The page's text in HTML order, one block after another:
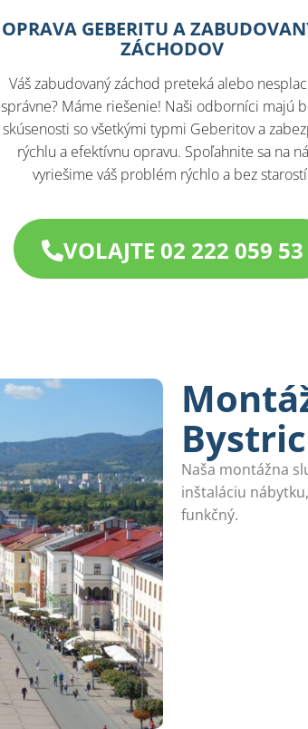
OPRAVA GEBERITU A
ZÁCHODOV
Váš zabudovaný záchod preteká alebo
správne? Máme riešenie! Naši odborníci majú
skúsenosti so všetkými typmi Geberitov a
rýchlu a efektívnu opravu. Spoľahnite sa na
vyriešime váš problém rýchlo a bez
VOLAJTE 02 222 059 53
Naša montážna
inštaláciu
funkčný.